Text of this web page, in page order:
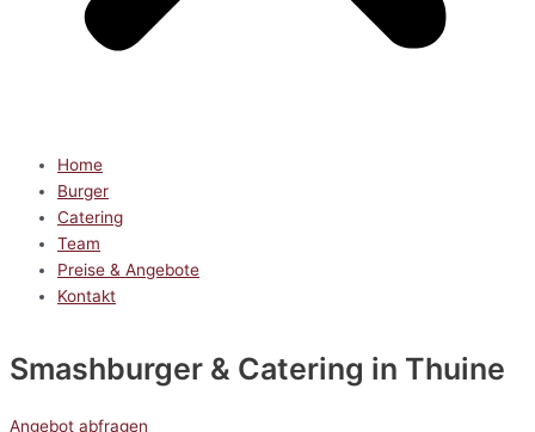
Home
Burger
Catering
Team
Preise & Angebote
Kontakt
Smashburger & Catering in Thuine
Angebot abfragen